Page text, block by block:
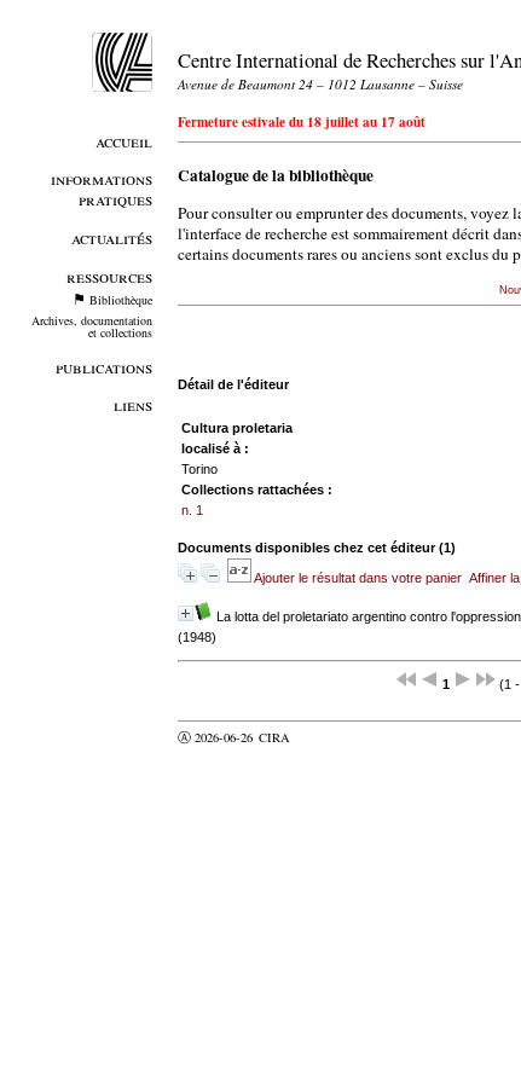
accueil
informations
pratiques
actualités
ressources
Bibliothèque
Archives, documentation
et collections
publications
liens
Centre International de Recherches sur
Avenue de Beaumont 24 – 1012 Lausanne – Suisse
Fermeture estivale du 18 juillet au 17 août
Catalogue de la bibliothèque
Pour consulter ou emprunter des documents, voyez
l'interface de recherche est sommairement décrit
certains documents rares ou anciens sont exclus du
Détail de l'éditeur
Cultura proletaria
localisé à :
Torino
Collections rattachées :
n. 1
Documents disponibles chez cet éditeur (1)
Ajouter le résultat dans votre panier Affiner
La lotta del proletariato argentino contro
(1948)
1 (1
Ⓐ 2026-06-26 CIRA